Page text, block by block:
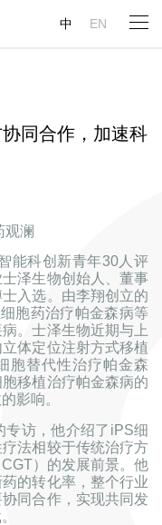
中 EN
同合作，加速科
观澜
能科创新青年30人评
泽生物创始人、董事
入选。由李翔创立的
胞药治疗帕金森病等
。士泽生物近期与上
体定位注射方式移植
胞替代性治疗帕金森
移植治疗帕金森病的
影响。
专访，他介绍了iPS细
法相较于传统治疗方
）的发展前景。他
的转化率，整个行业
同合作，实现共同发